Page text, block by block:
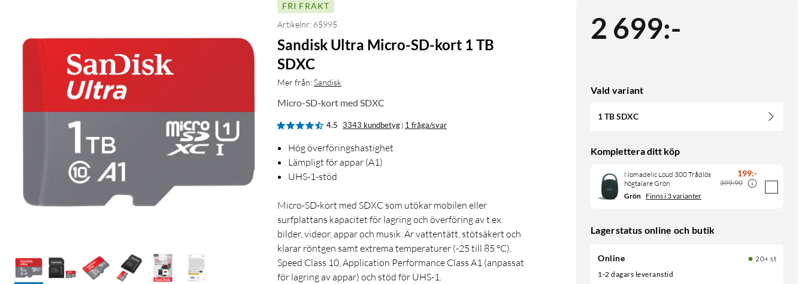
2 699:-
Vald variant
1 TB SDXC
Komplettera ditt köp
Nomadelic Loud 300 Trådlös
högtalare Grön
199:-
399:90
Grön Finns i 3 varianter
Lagerstatus online och butik
Online
20+ st
1-2 dagars leveranstid
FRI FRAKT
Artikelnr: 65995
Sandisk Ultra Micro-SD-kort 1 TB
SDXC
Mer från:Sandisk
Micro-SD-kort med SDXC
4.5 3343 kundbetyg | 1 fråga/svar
Hög överföringshastighet
Lämpligt för appar (A1)
UHS-1-stöd
Micro-SD-kort med SDXC som utökar mobilen eller
surfplattans kapacitet för lagring och överföring av t.ex.
bilder, videor, appar och musik. Är vattentätt, stötsäkert och
klarar röntgen samt extrema temperaturer (-25 till 85 °C).
Speed Class 10, Application Performance Class A1 (anpassat
för lagring av appar) och stöd för UHS-1.